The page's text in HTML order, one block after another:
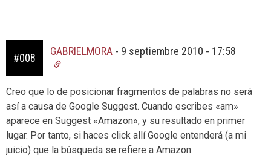
#008
GABRIELMORA - 9 septiembre 2010 - 17:58
Creo que lo de posicionar fragmentos de palabras no será
así a causa de Google Suggest. Cuando escribes «am»
aparece en Suggest «Amazon», y su resultado en primer
lugar. Por tanto, si haces click allí Google entenderá (a mi
juicio) que la búsqueda se refiere a Amazon.